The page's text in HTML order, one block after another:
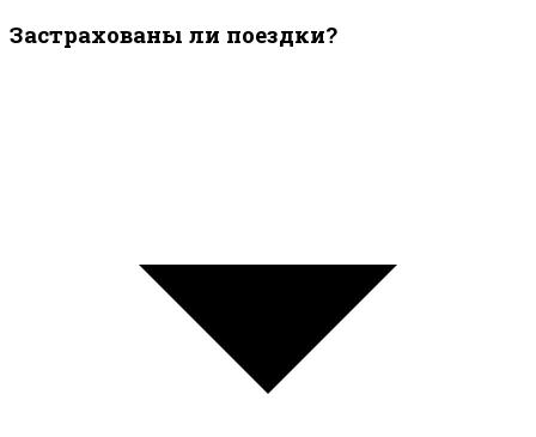
Застрахованы ли поездки?